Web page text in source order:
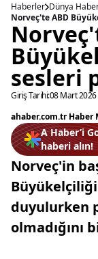
Haberler Dünya
Norveç'te ABD
sesleri
Giriş Tarihi:08 Mart 2026
ahaber.com.tr Haber
A Haber’i
haberi alın!
Norveç'in
duyulurken
olmadığını